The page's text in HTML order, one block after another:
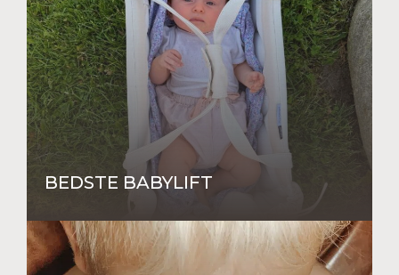
BEDSTE BABYLIFT